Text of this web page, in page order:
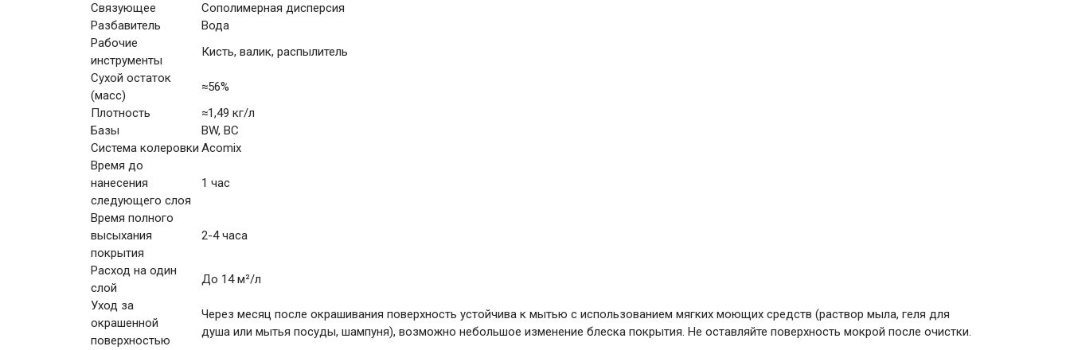
Связующее
Сополимерная дисперсия
Разбавитель
Вода
Рабочие
инструменты
Кисть, валик, распылитель
Сухой остаток
(масс)
≈56%
Плотность
≈1,49 кг/л
Базы
BW, BC
Система колеровки Acomix
Время до
нанесения
следующего слоя
1 час
Время полного
высыхания
покрытия
2-4 часа
Расход на один
слой
До 14 м²/л
Уход за
окрашенной
поверхностью
Через месяц после окрашивания поверхность устойчива к мытью с использованием мягких моющих средств (раствор мыла, геля для
душа или мытья посуды, шампуня), возможно небольшое изменение блеска покрытия. Не оставляйте поверхность мокрой после очистки.